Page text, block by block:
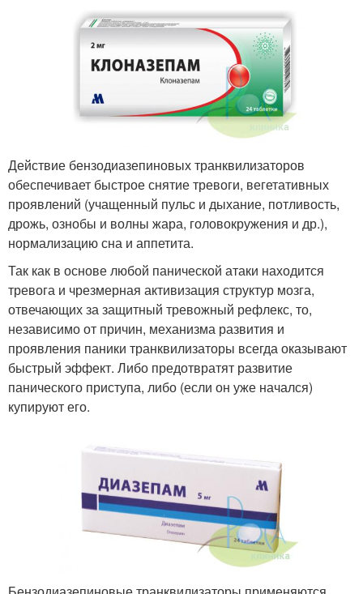
Действие бензодиазепиновых транквилизаторов
обеспечивает быстрое снятие тревоги, вегетативных
проявлений (учащенный пульс и дыхание, потливость,
дрожь, ознобы и волны жара, головокружения и др.),
нормализацию сна и аппетита.
Так как в основе любой панической атаки находится
тревога и чрезмерная активизация структур мозга,
отвечающих за защитный тревожный рефлекс, то,
независимо от причин, механизма развития и
проявления паники транквилизаторы всегда оказывают
быстрый эффект. Либо предотвратят развитие
панического приступа, либо (если он уже начался)
купируют его.